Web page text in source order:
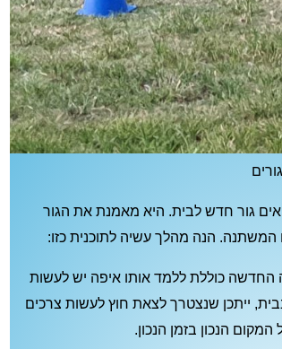
גור חדש לבית. היא מאמנת את הגור
הנה מהלך עשיה לתוכנית כזו:
החדשה כוללת ללמד אותו איפה יש לעשות
ייתכן שנצטרך לצאת חוץ לעשות צרכים
הנכון בזמן הנכון.